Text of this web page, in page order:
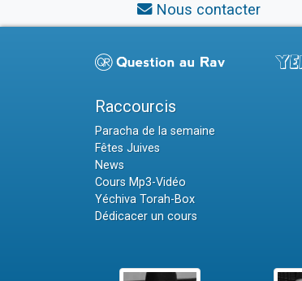
Nous contacter
Raccourcis
Paracha de la semaine
Fêtes Juives
News
Cours Mp3-Vidéo
Yéchiva Torah-Box
Dédicacer un cours